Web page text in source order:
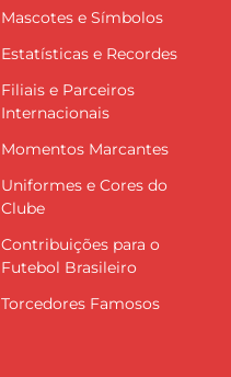
Mascotes e Símbolos
Estatísticas e Recordes
Filiais e Parceiros
Internacionais
Momentos Marcantes
Uniformes e Cores do
Clube
Contribuições para o
Futebol Brasileiro
Torcedores Famosos